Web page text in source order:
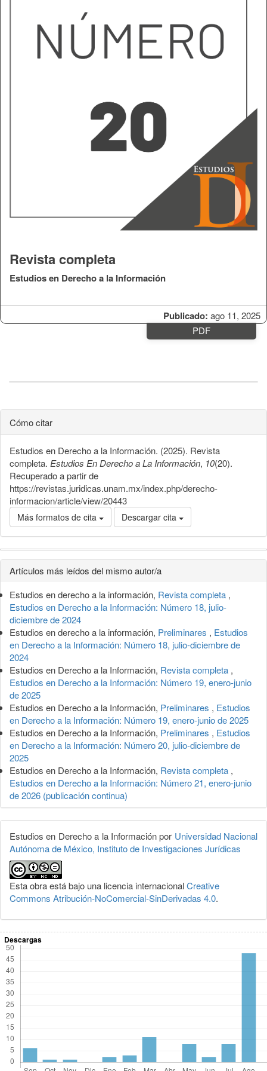
Publicado: ago 11, 2025
Revista completa
Estudios en Derecho a la Información
PDF
Cómo citar
Estudios en Derecho a la Información. (2025). Revista
completa. Estudios En Derecho a La Información, 10(20).
Recuperado a partir de
https://revistas.juridicas.unam.mx/index.php/derecho-
informacion/article/view/20443
Más formatos de cita Descargar cita
Detalles
del
artículo
Artículos más leídos del mismo autor/a
Estudios en derecho a la información, Revista completa ,
Estudios en Derecho a la Información: Número 18, julio-
diciembre de 2024
Estudios en derecho a la información, Preliminares , Estudios
en Derecho a la Información: Número 18, julio-diciembre de
2024
Estudios en Derecho a la Información, Revista completa ,
Estudios en Derecho a la Información: Número 19, enero-junio
de 2025
Estudios en Derecho a la Información, Preliminares , Estudios
en Derecho a la Información: Número 19, enero-junio de 2025
Estudios en Derecho a la Información, Preliminares , Estudios
en Derecho a la Información: Número 20, julio-diciembre de
2025
Estudios en Derecho a la Información, Revista completa ,
Estudios en Derecho a la Información: Número 21, enero-junio
de 2026 (publicación continua)
Estudios en Derecho a la Información por Universidad Nacional
Autónoma de México, Instituto de Investigaciones Jurídicas
Esta obra está bajo una licencia internacionalCreative
Commons Atribución-NoComercial-SinDerivadas 4.0.
Descargas